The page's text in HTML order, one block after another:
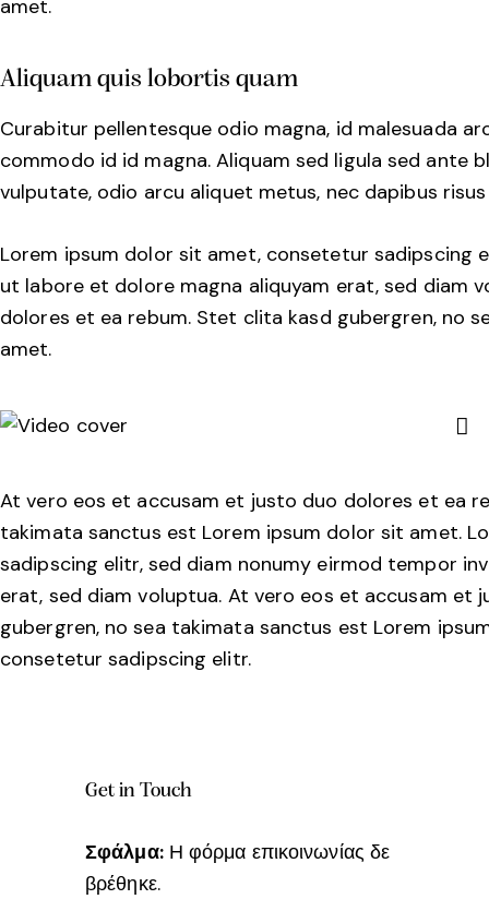
amet.
Aliquam quis lobortis quam
Curabitur pellentesque odio magna, id malesuada
commodo id id magna. Aliquam sed ligula sed
vulputate, odio arcu aliquet metus, nec dapibus
Lorem ipsum dolor sit amet, consetetur sadipscing
ut labore et dolore magna aliquyam erat, sed diam
dolores et ea rebum. Stet clita kasd gubergren, no
amet.
At vero eos et accusam et justo duo dolores et ea
takimata sanctus est Lorem ipsum dolor sit amet.
sadipscing elitr, sed diam nonumy eirmod tempor
erat, sed diam voluptua. At vero eos et accusam
gubergren, no sea takimata sanctus est Lorem
consetetur sadipscing elitr.
Get in Touch
Σφάλμα:Η φόρμα επικοινωνίας δε
βρέθηκε.